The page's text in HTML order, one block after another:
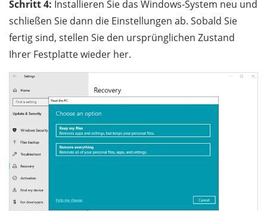
Schritt 4: Installieren Sie das Windows-System neu und
schließen Sie dann die Einstellungen ab. Sobald Sie
fertig sind, stellen Sie den ursprünglichen Zustand
Ihrer Festplatte wieder her.